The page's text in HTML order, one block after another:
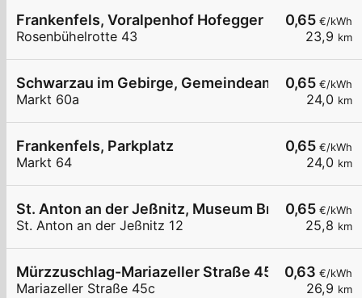
0,65 €/kWh
23,9 km
Frankenfels, Voralpenhof Hofegger
Rosenbühelrotte 43
0,65 €/kWh
24,0 km
Schwarzau im Gebirge, Gemeindeamt
Markt 60a
0,65 €/kWh
24,0 km
Frankenfels, Parkplatz
Markt 64
0,65 €/kWh
25,8 km
St. Anton an der Jeßnitz, Museum Bruderlade
St. Anton an der Jeßnitz 12
0,63 €/kWh
26,9 km
Mürzzuschlag-Mariazeller Straße 45c
Mariazeller Straße 45c